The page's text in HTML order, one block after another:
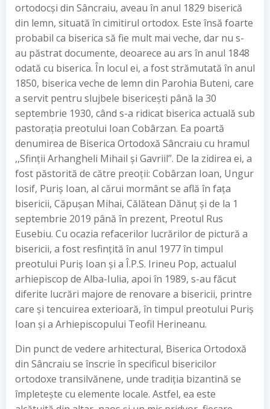
ortodocși din Sâncraiu, aveau în anul 1829 biserică
din lemn, situată în cimitirul ortodox. Este însă foarte
probabil ca biserica să fie mult mai veche, dar nu s-
au păstrat documente, deoarece au ars în anul 1848
odată cu biserica. În locul ei, a fost strămutată în anul
1850, biserica veche de lemn din Parohia Buteni, care
a servit pentru slujbele bisericești până la 30
septembrie 1930, când s-a ridicat biserica actuală sub
pastorația preotului Ioan Cobârzan. Ea poartă
denumirea de Biserica Ortodoxă Sâncraiu cu hramul
,,Sfinții Arhangheli Mihail și Gavriil’’. De la zidirea ei, a
fost păstorită de către preoții: Cobârzan Ioan, Ungur
Iosif, Puriș Ioan, al cărui mormânt se află în fața
bisericii, Căpușan Mihai, Călătean Dănuț și de la 1
septembrie 2019 până în prezent, Preotul Rus
Eusebiu. Cu ocazia refacerilor lucrărilor de pictură a
bisericii, a fost resfințită în anul 1977 în timpul
preotului Puriș Ioan și a Î.P.S. Irineu Pop, actualul
arhiepiscop de Alba-Iulia, apoi în 1989, s-au făcut
diferite lucrări majore de renovare a bisericii, printre
care și tencuirea exterioară, în timpul preotului Puriș
Ioan și a Arhiepiscopului Teofil Herineanu.
Din punct de vedere arhitectural, Biserica Ortodoxă
din Sâncraiu se înscrie în specificul bisericilor
ortodoxe transilvănene, unde tradiția bizantină se
împletește cu elemente locale. Astfel, ea este